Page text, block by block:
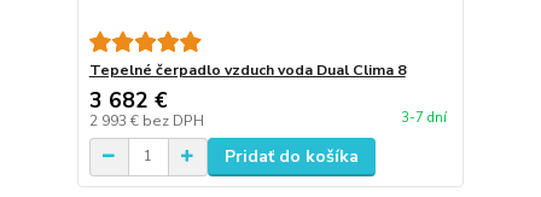
Tepelné čerpadlo vzduch voda Dual Clima 8
3 682 €
2 993 € bez DPH 3-7 dní
Pridať do košíka